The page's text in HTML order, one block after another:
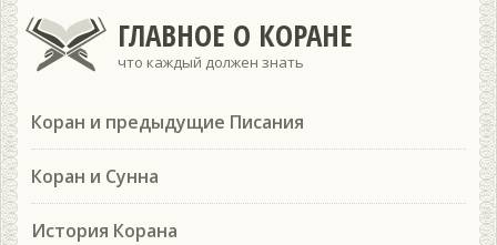
ГЛАВНОЕ О КОРАНЕ
что каждый должен знать
Коран и предыдущие Писания
Коран и Сунна
История Корана